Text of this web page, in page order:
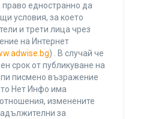
едностранно да
условия, за което
и трети лица чрез
на Интернет
) . В случай че
срок от публикуване на
писмено възражение
Нет Инфо има
изменените
за